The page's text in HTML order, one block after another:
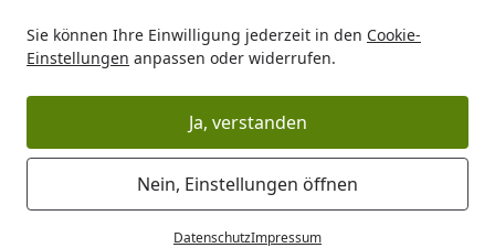
Sie können Ihre Einwilligung jederzeit in den Cookie-
Einstellungen anpassen oder widerrufen.
Ja, verstanden
Nein, Einstellungen öffnen
DatenschutzImpressum
weiterhelfen. Bei Fragen oder Beschwerden in Bezug auf
Ihre Bestellung wenden Sie sich bitte zuerst an uns.
Gut zu wissen:Wenn Sie die Zahlungsart
Vorkasse gewählt haben erscheint auf Ihrem
Kontoauszug"Mollie", oder "Stichting Mollie